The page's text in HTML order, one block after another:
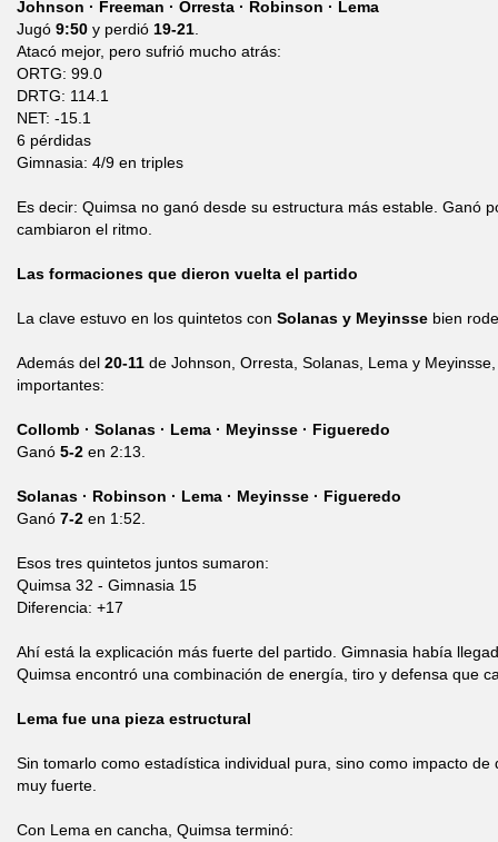
Johnson · Freeman · Orresta · Robinson · Lema
Jugó 9:50 y perdió 19-21
Atacó mejor, pero sufrió mucho atrás:
ORTG: 99.0
DRTG: 114.1
NET: -15.1
6 pérdidas
Gimnasia: 4/9 en triples
Es decir: Quimsa no ganó desde su estructura más estable. Ganó
cambiaron el ritmo.
Las formaciones que dieron vuelta el partido
La clave estuvo en los quintetos con Solanas y Meyinsse bien
Además del 20-11 de Johnson, Orresta, Solanas, Lema y
importantes:
Collomb · Solanas · Lema · Meyinsse · Figueredo
Ganó 5-2 en 2:13.
Solanas · Robinson · Lema · Meyinsse · Figueredo
Ganó 7-2 en 1:52.
Esos tres quintetos juntos sumaron:
Quimsa 32 - Gimnasia 15
Diferencia: +17
Ahí está la explicación más fuerte del partido. Gimnasia había
Quimsa encontró una combinación de energía, tiro y defensa que
Lema fue una pieza estructural
Sin tomarlo como estadística individual pura, sino como impacto
muy fuerte.
Con Lema en cancha, Quimsa terminó: